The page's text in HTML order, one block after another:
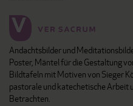
Andachtsbilder und
Poster, Mäntel für die Gestaltung
Bildtafeln mit Motiven von Sieger
pastorale und katechetische Arbeit
Betrachten.